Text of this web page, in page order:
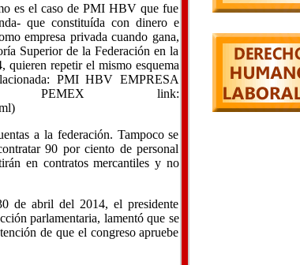
es el caso de PMI HBV que fue
que constituída con dinero e
empresa privada cuando gana,
Superior de la Federación en la
quieren repetir el mismo esquema
PMI HBV EMPRESA
PEMEX link:
)
a la federación. Tampoco se
90 por ciento de personal
en contratos mercantiles y no
de abril del 2014, el presidente
parlamentaria, lamentó que se
de que el congreso apruebe